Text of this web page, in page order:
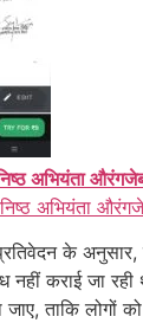
अभियंता
अभियंता
प्रतिवेदन के
नहीं कराई जा
ताकि लोगों